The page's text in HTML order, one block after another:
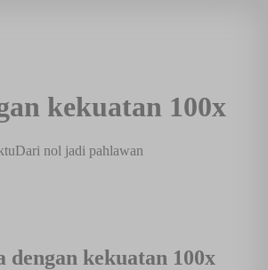
kekuatan 100x
Dari nol jadi pahlawan
dengan kekuatan 100x